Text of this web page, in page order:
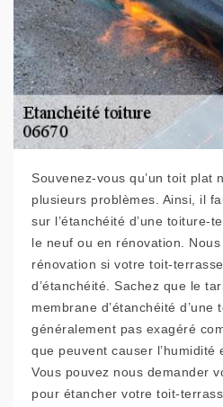
Souvenez-vous qu’un toit plat
plusieurs problèmes. Ainsi, il
sur l’étanchéité d’une toiture-
le neuf ou en rénovation.
rénovation si votre toit-
d’étanchéité. Sachez que le
membrane d’étanchéité d’une
généralement pas exagéré
que peuvent causer l’humidité
Vous pouvez nous demander
pour étancher votre toit-